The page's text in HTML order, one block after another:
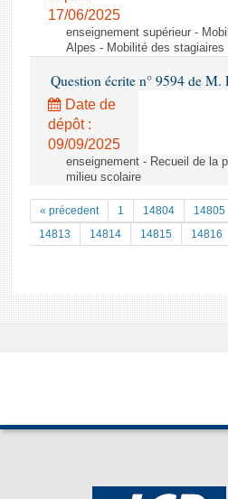
17/06/2025
enseignement supérieur -
Alpes - Mobilité des stagiaires
Question écrite n° 9594 de M.
Date de
dépôt :
09/09/2025
enseignement - Recueil de la
milieu scolaire
« précedent 1 14804 14805
14813
14814 14815 14816